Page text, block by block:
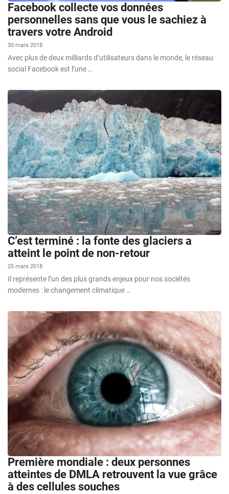
Facebook collecte vos données
personnelles sans que vous le sachiez à
travers votre Android
30 mars 2018
Avec plus de deux milliards d’utilisateurs dans le monde, le réseau
social Facebook est l’une …
C’est terminé : la fonte des glaciers a
atteint le point de non-retour
25 mars 2018
Il représente l’un des plus grands enjeux pour nos sociétés
modernes : le changement climatique …
Première mondiale : deux personnes
atteintes de DMLA retrouvent la vue grâce
à des cellules souches